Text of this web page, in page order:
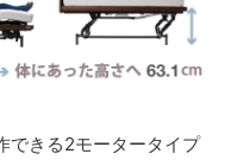
できる2モータータイプ